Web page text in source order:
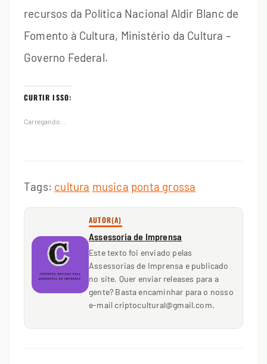
recursos da Política Nacional Aldir Blanc de
Fomento à Cultura, Ministério da Cultura –
Governo Federal.
CURTIR ISSO:
Carregando...
Tags: cultura musica ponta grossa
AUTOR(A)
Assessoria de Imprensa
Este texto foi enviado pelas
Assessorias de Imprensa e publicado
no site. Quer enviar releases para a
gente? Basta encaminhar para o nosso
e-mail criptocultural@gmail.com.